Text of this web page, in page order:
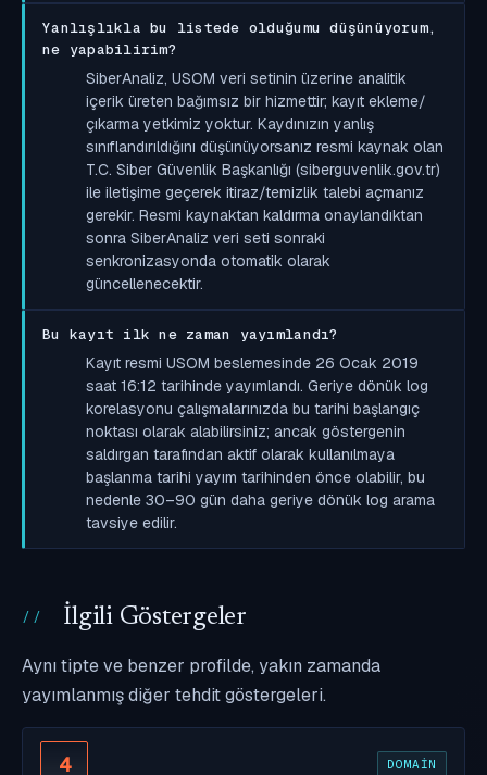
Yanlışlıkla bu listede olduğumu düşünüyorum,
ne yapabilirim?
SiberAnaliz, USOM veri setinin üzerine analitik
içerik üreten bağımsız bir hizmettir; kayıt ekleme/
çıkarma yetkimiz yoktur. Kaydınızın yanlış
sınıflandırıldığını düşünüyorsanız resmi kaynak olan
T.C. Siber Güvenlik Başkanlığı (siberguvenlik.gov.tr)
ile iletişime geçerek itiraz/temizlik talebi açmanız
gerekir. Resmi kaynaktan kaldırma onaylandıktan
sonra SiberAnaliz veri seti sonraki
senkronizasyonda otomatik olarak
güncellenecektir.
Bu kayıt ilk ne zaman yayımlandı?
Kayıt resmi USOM beslemesinde 26 Ocak 2019
saat 16:12 tarihinde yayımlandı. Geriye dönük log
korelasyonu çalışmalarınızda bu tarihi başlangıç
noktası olarak alabilirsiniz; ancak göstergenin
saldırgan tarafından aktif olarak kullanılmaya
başlanma tarihi yayım tarihinden önce olabilir, bu
nedenle 30–90 gün daha geriye dönük log arama
tavsiye edilir.
İlgili Göstergeler
Aynı tipte ve benzer profilde, yakın zamanda
yayımlanmış diğer tehdit göstergeleri.
4 DOMAIN